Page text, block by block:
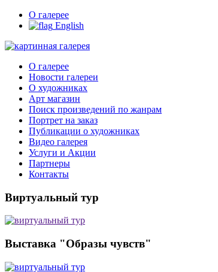
О галерее
English
О галерее
Новости галереи
О художниках
Арт магазин
Поиск произведений по жанрам
Портрет на заказ
Публикации о художниках
Видео галерея
Услуги и Акции
Партнеры
Контакты
Виртуальный тур
Выставка "Образы чувств"